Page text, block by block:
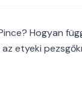
Hogyan
etyeki